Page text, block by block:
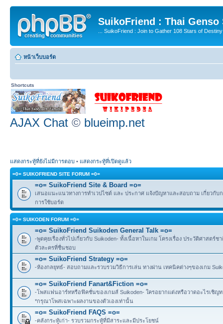
SuikoFriend : Thai Genso
... SuikoFriend : Join to Gather 108 Stars of
หน้าเว็บบอร์ด
Shortcuts
AJAX Chat © blueimp.net
แสดงกระทู้ที่ยังไม่มีการตอบ • แสดงกระทู้ที่เปิดดูแล้ว
=0= SUIKOFRIEND SITE FORUM =0=
=o= SuikoFriend Site & Board =o=
เสนอแนะแนวทางการทำเวปไซต์ และ ประกาศ แจ้งปัญหาและสอบถาม เกี่ยวกับ
การใช้บอร์ด
=0= SUIKODEN FORUM =0=
=o= SuikoFriend Suikoden General Talk =o=
-พูดคุยเรื่องทั่วไปเกี่ยวกับ Suikoden- ทั้งเนื้อหาในเกม โครงเรื่อง ประวัติศาสตร์ช
ตัวละครที่ชื่นชอบ
=o= SuikoFriend Strategy =o=
-ห้องกลยุทธ์- สอบถามและรวบรวมวิธีการเล่น ทางผ่าน เทคนิคต่างๆของเกม
=o= SuikoFriend Fanart&Fiction =o=
-โพสแฟนอาร์ทหรือฟิคชั่นของเกมส์ Suikoden- ใครอยากแต่งหรือวาดอะไรเชิญท
*กรุณาโพสเฉพาะผลงานของตัวเองเท่านั้น
=o= SuikoFriend FAQS =o=
-คลังกระทู้เก่า- รวบรวมกระทู้ที่มีสาระและมีประโยชน์